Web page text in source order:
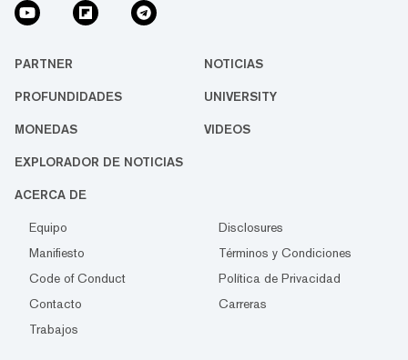
PARTNER NOTICIAS
PROFUNDIDADES UNIVERSITY
MONEDAS VIDEOS
EXPLORADOR DE NOTICIAS
ACERCA DE
Equipo
Disclosures
Manifiesto
Términos y Condiciones
Code of Conduct
Política de Privacidad
Contacto
Carreras
Trabajos